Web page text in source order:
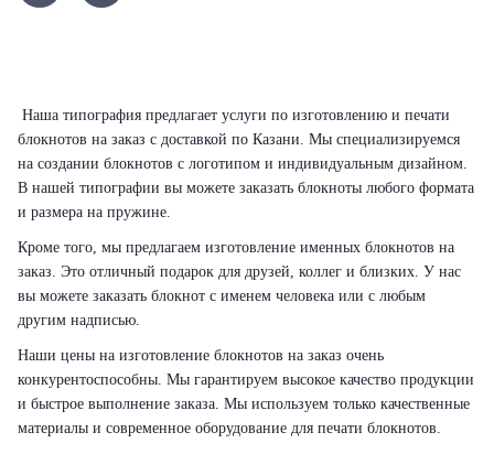
Наша типография предлагает услуги по изготовлению и печати
блокнотов на заказ с доставкой по Казани. Мы специализируемся
на создании блокнотов с логотипом и индивидуальным дизайном.
В нашей типографии вы можете заказать блокноты любого формата
и размера на пружине.
Кроме того, мы предлагаем изготовление именных блокнотов на
заказ. Это отличный подарок для друзей, коллег и близких. У нас
вы можете заказать блокнот с именем человека или с любым
другим надписью.
Наши цены на изготовление блокнотов на заказ очень
конкурентоспособны. Мы гарантируем высокое качество продукции
и быстрое выполнение заказа. Мы используем только качественные
материалы и современное оборудование для печати блокнотов.